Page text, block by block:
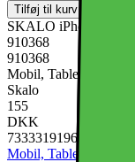
Tilføj til kurv
SKALO iPhone 16e
910368
910368
Mobil, Tablet &
Skalo
155
DKK
7333319196380
Mobil, Tablet &